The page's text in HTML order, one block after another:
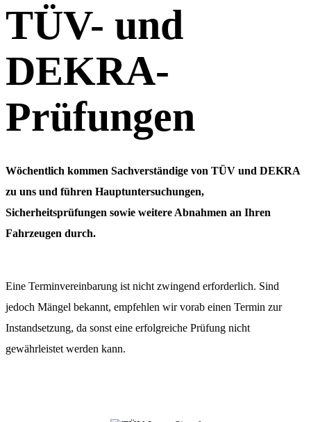
TÜV- und
DEKRA-
Prüfungen
Wöchentlich kommen Sachverständige von TÜV und DEKRA
zu uns und führen Hauptuntersuchungen,
Sicherheitsprüfungen sowie weitere Abnahmen an Ihren
Fahrzeugen durch.
Eine Terminvereinbarung ist nicht zwingend erforderlich. Sind
jedoch Mängel bekannt, empfehlen wir vorab einen Termin zur
Instandsetzung, da sonst eine erfolgreiche Prüfung nicht
gewährleistet werden kann.